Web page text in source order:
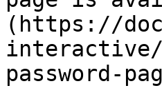
(https://
password-